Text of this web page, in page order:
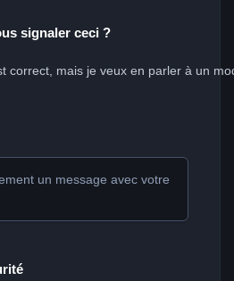
signaler ceci ?
un message avec votre